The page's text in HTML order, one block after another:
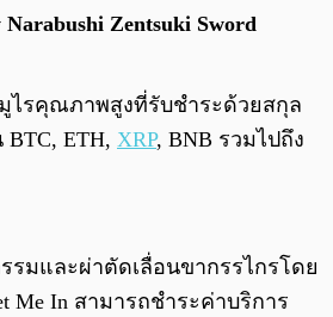
Zentsuki Sword
ไรคุณภาพสูงที่รับชำระด้วยสกุล
ETH, XRP, BNB รวมไปถึง
รมและผ่าตัดเลื่อนขากรรไกรโดย
In สามารถชำระค่าบริการ